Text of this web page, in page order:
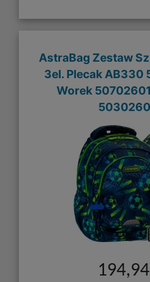
AstraBag Zestaw
3el. Plecak AB330
Worek
194,94